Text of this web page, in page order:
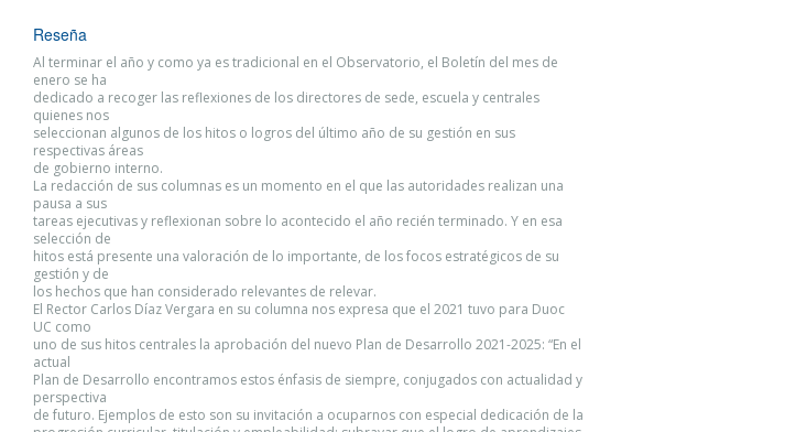
Reseña
Al terminar el año y como ya es tradicional en el Observatorio, el Boletín del mes de
enero se ha
dedicado a recoger las reflexiones de los directores de sede, escuela y centrales
quienes nos
seleccionan algunos de los hitos o logros del último año de su gestión en sus
respectivas áreas
de gobierno interno.
La redacción de sus columnas es un momento en el que las autoridades realizan una
pausa a sus
tareas ejecutivas y reflexionan sobre lo acontecido el año recién terminado. Y en esa
selección de
hitos está presente una valoración de lo importante, de los focos estratégicos de su
gestión y de
los hechos que han considerado relevantes de relevar.
El Rector Carlos Díaz Vergara en su columna nos expresa que el 2021 tuvo para Duoc
UC como
uno de sus hitos centrales la aprobación del nuevo Plan de Desarrollo 2021-2025: “En el
actual
Plan de Desarrollo encontramos estos énfasis de siempre, conjugados con actualidad y
perspectiva
de futuro. Ejemplos de esto son su invitación a ocuparnos con especial dedicación de la